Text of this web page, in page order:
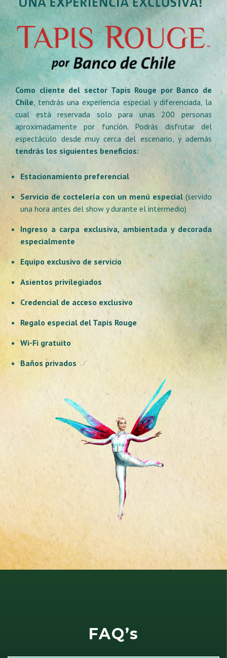
Como cliente del sector Tapis Rouge por Banco de
Chile, tendrás una experiencia especial y diferenciada, la
cual está reservada solo para unas 200 personas
aproximadamente por función. Podrás disfrutar del
espectáculo desde muy cerca del escenario, y además
tendrás los siguientes beneficios:
Estacionamiento preferencial
Servicio de coctelería con un menú especial (servido
una hora antes del show y durante el intermedio)
Ingreso a carpa exclusiva, ambientada y decorada
especialmente
Equipo exclusivo de servicio
Asientos privilegiados
Credencial de acceso exclusivo
Regalo especial del Tapis Rouge
Wi-Fi gratuito
Baños privados
FAQ’s